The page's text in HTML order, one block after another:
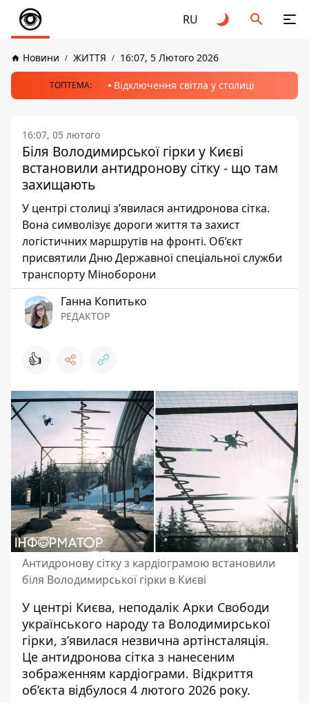
RU
Новини ЖИТТЯ 16:07, 5 Лютого 2026
ТОПТЕМА: Відключення світла у столиці
16:07, 05 лютого
Біля Володимирської гірки у Києві
встановили антидронову сітку - що там
захищають
У центрі столиці з’явилася антидронова сітка.
Вона символізує дороги життя та захист
логістичних маршрутів на фронті. Об’єкт
присвятили Дню Державної спеціальної служби
транспорту Міноборони
Ганна Копитько
РЕДАКТОР
👍
Антидронову сітку з кардіограмою встановили
біля Володимирської гірки в Києві
У центрі Києва, неподалік Арки Свободи
українського народу та Володимирської
гірки, з’явилася незвична артінсталяція.
Це антидронова сітка з нанесеним
зображенням кардіограми. Відкриття
об’єкта відбулося 4 лютого 2026 року.